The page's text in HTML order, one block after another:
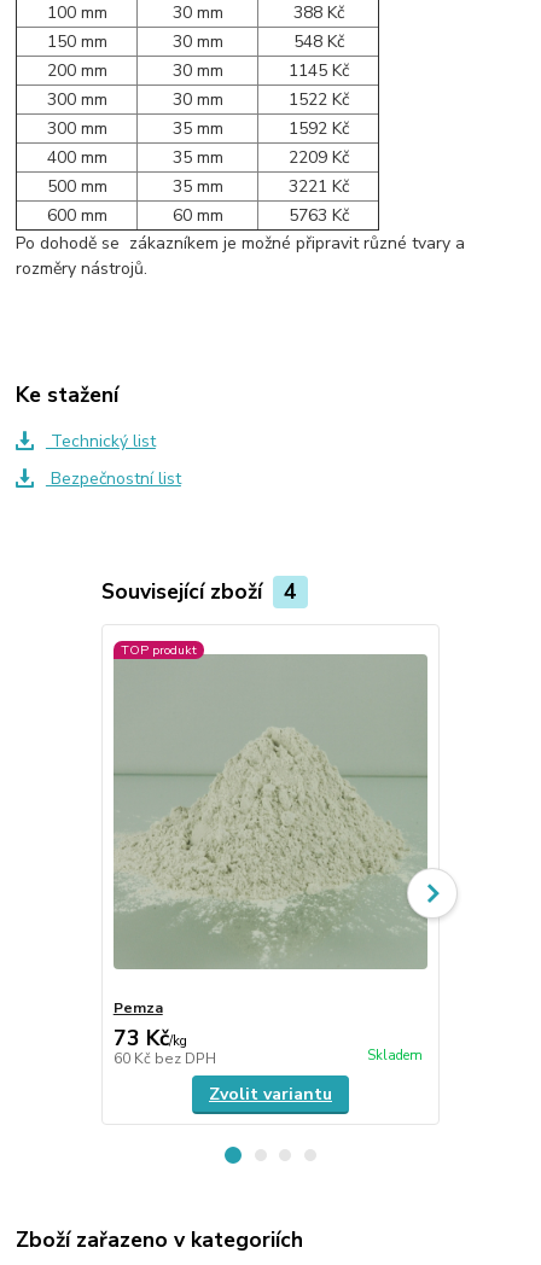
100 mm
30 mm
388 Kč
150 mm
30 mm
548 Kč
200 mm
30 mm
1145 Kč
300 mm
30 mm
1522 Kč
300 mm
35 mm
1592 Kč
400 mm
35 mm
2209 Kč
500 mm
35 mm
3221 Kč
600 mm
60 mm
5763 Kč
Po dohodě se zákazníkem je možné připravit různé tvary a
rozměry nástrojů.
Ke stažení
Technický list
Bezpečnostní list
Související zboží 4
TOP produkt
Pemza
73 Kč/kg
60 Kč bez DPH Skladem
Zvolit variantu
Zboží zařazeno v kategoriích